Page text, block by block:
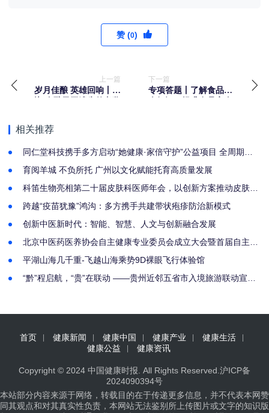
赞 (0)
上一篇
岁月佳酿 英雄回响丨赤
下一篇
专项答题丨了解食品安
相关推荐
同仁堂科技携手多方启动“她健康·家倍守护”公益项目 全周期守
育阅羊城 不负所托 广州以文化赋能托育高质量发展
科笛生物亮相第二十届皮肤科医师年会，以创新方案推动皮肤&
跨越“疫苗犹豫”鸿沟：多方携手共建带状疱疹防治新模式
创新中医新时代：智能、智慧、人文与创新融合发展
北京中医药医养协会自主健康专业委员会成立大会暨首届自主健
平湖山海几千重-飞越山海乘势9D裸眼飞行体验馆
“黔”程启航，“贵”在联动 ——贵州近邻五省市入境旅游联动宣传
首页 健康新闻 健康中国 健康产业
健康生活
健康公益
健康资讯
Copyright © 2024 中国健康时报. All Rights Reserved.沪ICP备
2024090394号
本站部分内容来源于网络，转载目的在于传递更多信息，并不代表本网赞
同其观点和对其真实性负责，本网站无法鉴别所上传图片或文字的知识版